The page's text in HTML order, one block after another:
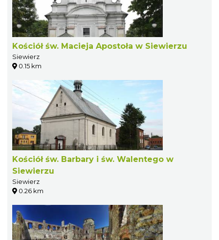
Kościół św. Macieja Apostoła w Siewierzu
Siewierz
0.15 km
Kościół św. Barbary i św. Walentego w
Siewierzu
Siewierz
0.26 km